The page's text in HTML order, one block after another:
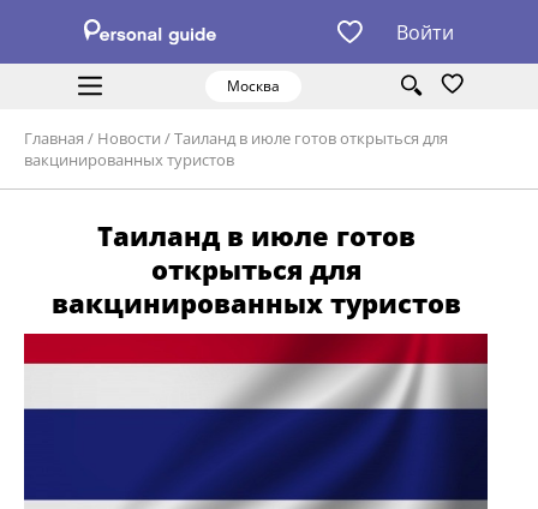
Войти
Москва
Главная / Новости /Таиланд в июле готов открыться для
вакцинированных туристов
Таиланд в июле готов
открыться для
вакцинированных туристов